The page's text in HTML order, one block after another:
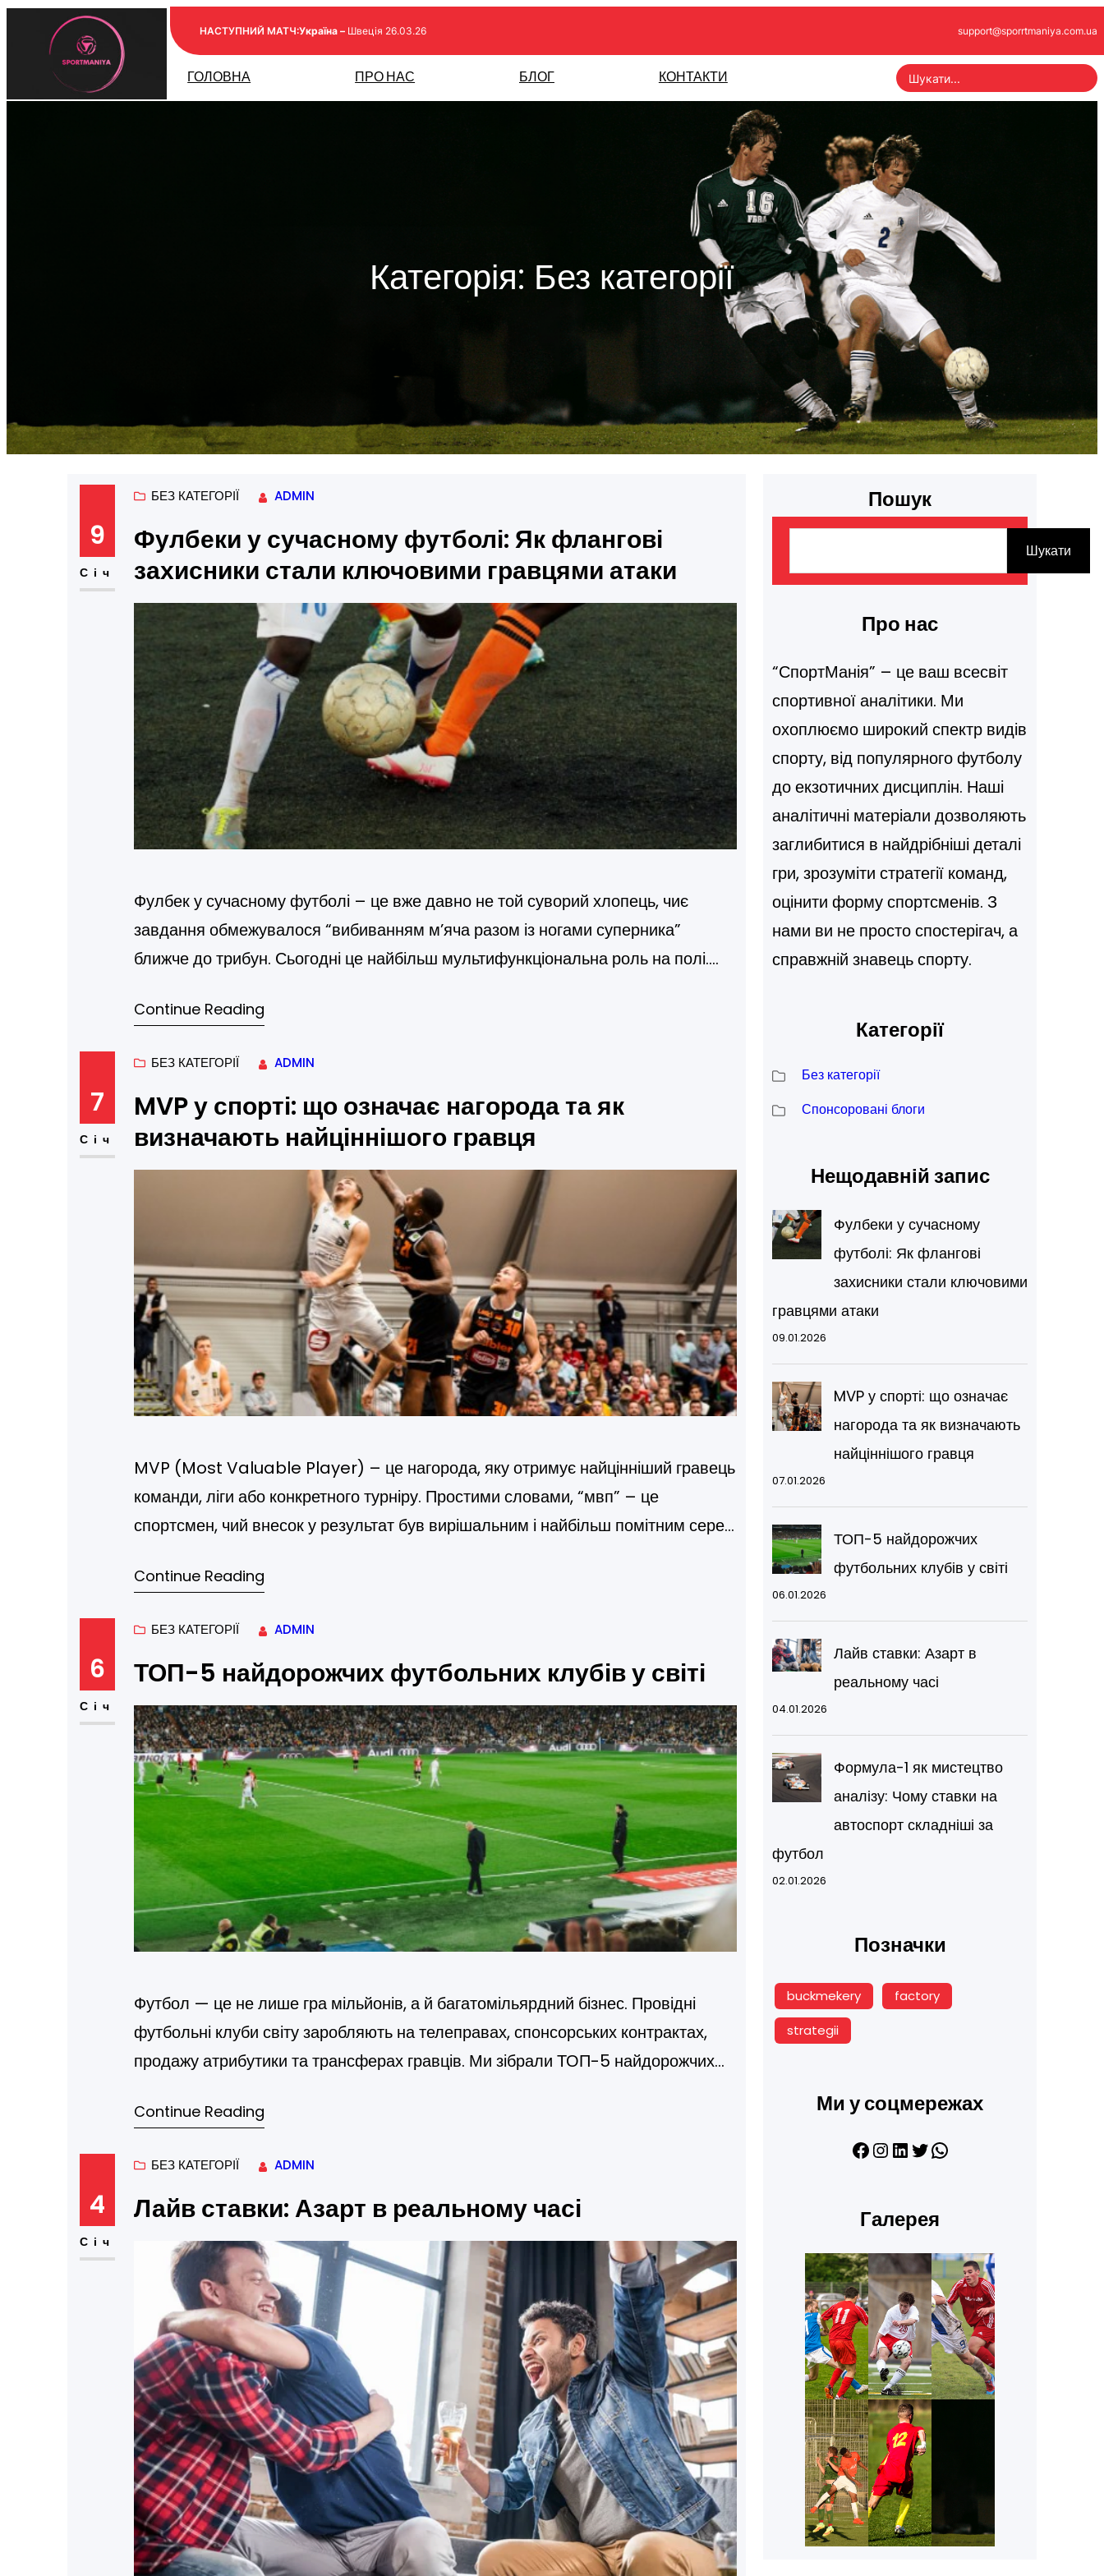
Перейти
НАСТУПНИЙ МАТЧ:Україна – Швеція 26.03.26 support@sporrtmaniya.com.ua
ГОЛОВНА ПРО НАС БЛОГ КОНТАКТИ
S
e
a
r
c
h
Категорія: Без категорії
9
Січ
БЕЗ КАТЕГОРІЇ ADMIN
Фулбеки у сучасному футболі: Як флангові
захисники стали ключовими гравцями атаки
Фулбек у сучасному футболі – це вже давно не той суворий хлопець, чиє
завдання обмежувалося “вибиванням м’яча разом із ногами суперника”
ближче до трибун. Сьогодні це найбільш мультифункціональна роль на полі.
техніку плеймейкера та гольове чуття вінгера. Фактично, це гібридний гравець,
Continue Reading
7
Січ
БЕЗ КАТЕГОРІЇ ADMIN
MVP у спорті: що означає нагорода та як
визначають найціннішого гравця
MVP (Most Valuable Player) – це нагорода, яку отримує найцінніший гравець
команди, ліги або конкретного турніру. Простими словами, “мвп” – це
спортсмен, чий внесок у результат був вирішальним і найбільш помітним серед
баскетболі, футболі, хокеї, американському футболі, бейсболі, але сьогодні він
Continue Reading
6
Січ
БЕЗ КАТЕГОРІЇ ADMIN
ТОП-5 найдорожчих футбольних клубів у світі
Футбол — це не лише гра мільйонів, а й багатомільярдний бізнес. Провідні
футбольні клуби світу заробляють на телеправах, спонсорських контрактах,
продажу атрибутики та трансферах гравців. Ми зібрали ТОП-5 найдорожчих
міць. У таблиці нижче показано, як клуби з ТОП-5 оцінюються за основними
Continue Reading
4
Січ
БЕЗ КАТЕГОРІЇ ADMIN
Лайв ставки: Азарт в реальному часі
Пошук
ш
Шукати
Про нас
“СпортМанія” – це ваш всесвіт
спортивної аналітики. Ми
охоплюємо широкий спектр видів
спорту, від популярного футболу
до екзотичних дисциплін. Наші
аналітичні матеріали дозволяють
заглибитися в найдрібніші деталі
гри, зрозуміти стратегії команд,
оцінити форму спортсменів. З
нами ви не просто спостерігач, а
справжній знавець спорту.
Категорії
Без категорії
Спонсоровані блоги
Нещодавній запис
Фулбеки у сучасному
футболі: Як флангові
захисники стали ключовими
гравцями атаки
09.01.2026
MVP у спорті: що означає
нагорода та як визначають
найціннішого гравця
07.01.2026
ТОП-5 найдорожчих
футбольних клубів у світі
06.01.2026
Лайв ставки: Азарт в
реальному часі
04.01.2026
Формула-1 як мистецтво
аналізу: Чому ставки на
автоспорт складніші за
футбол
02.01.2026
Позначки
buckmekery
factory
strategii
Ми у соцмережах
Facebook InstagramLinkedIn Twitter WhatsApp
Галерея